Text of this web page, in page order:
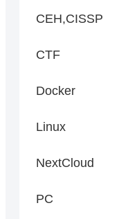
CEH,CISSP
CTF
Docker
Linux
NextCloud
PC